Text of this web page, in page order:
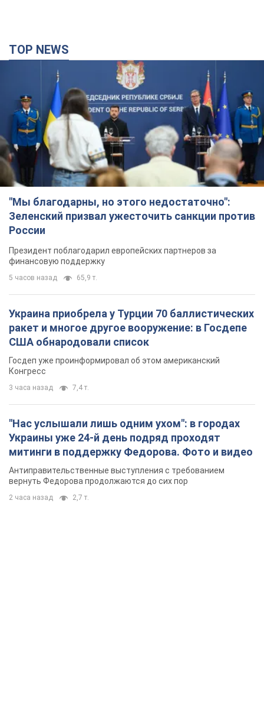
TOP NEWS
"Мы благодарны, но этого недостаточно":
Зеленский призвал ужесточить санкции против
России
Президент поблагодарил европейских партнеров за
финансовую поддержку
5 часов назад 65,9 т.
Украина приобрела у Турции 70 баллистических
ракет и многое другое вооружение: в Госдепе
США обнародовали список
Госдеп уже проинформировал об этом американский
Конгресс
3 часа назад 7,4 т.
"Нас услышали лишь одним ухом": в городах
Украины уже 24-й день подряд проходят
митинги в поддержку Федорова. Фото и видео
Антиправительственные выступления с требованием
вернуть Федорова продолжаются до сих пор
2 часа назад 2,7 т.